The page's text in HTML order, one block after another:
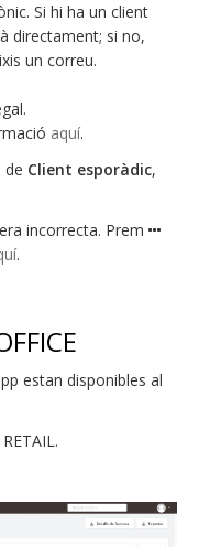
Si hi ha un client
directament; si no,
un correu.
aquí.
de Client esporàdic,
incorrecta. Prem
.
estan disponibles al